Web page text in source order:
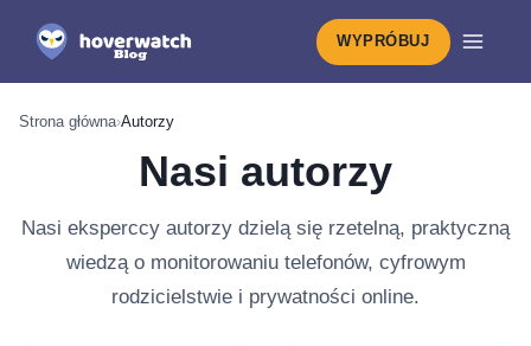
WYPRÓBUJ
Strona główna›Autorzy
Nasi autorzy
Nasi eksperccy autorzy dzielą się rzetelną, praktyczną
wiedzą o monitorowaniu telefonów, cyfrowym
rodzicielstwie i prywatności online.